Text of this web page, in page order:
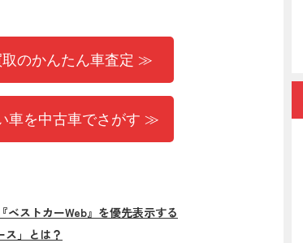
のかんたん車査定 ≫
車を中古車でさがす ≫
ベストカーWeb』を優先表示する
ス」とは？